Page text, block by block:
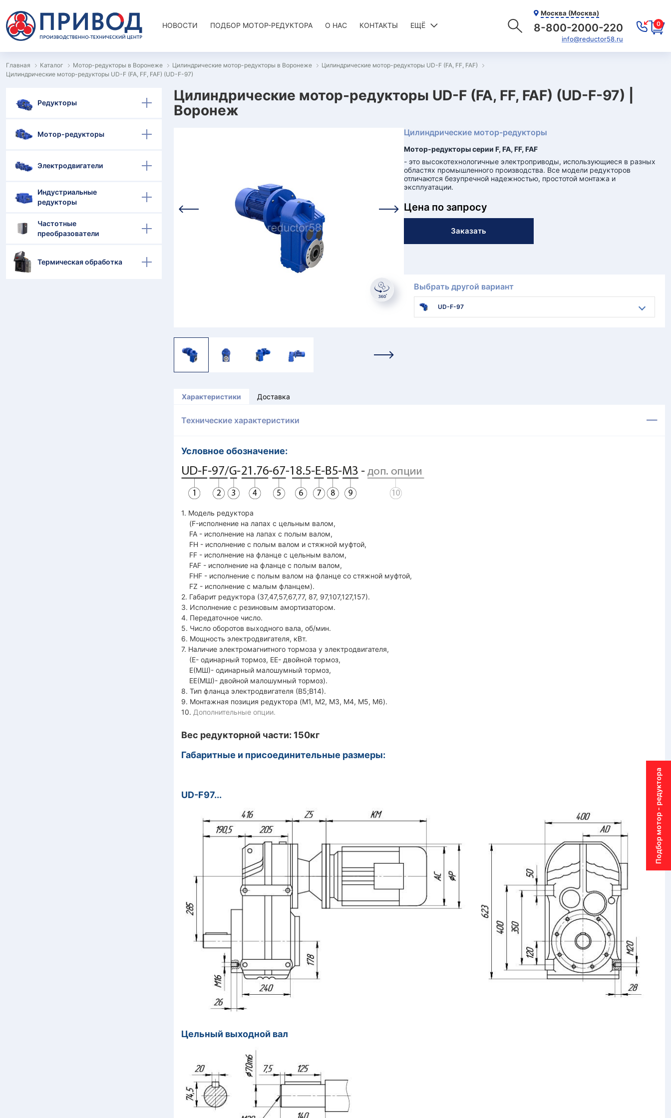
НОВОСТИ ПОДБОР МОТОР-РЕДУКТОРА О НАС КОНТАКТЫ ЕЩЁ
Москва (Москва)
8-800-2000-220
info@reductor58.ru
0
Подбор мотор - редуктора
Главная Каталог Мотор-редукторы в Воронеже Цилиндрические мотор-редукторы в Воронеже
Цилиндрические мотор-редукторы UD-F (FA, FF, FAF)
Цилиндрические мотор-редукторы UD-F (FA, FF, FAF) (UD-F-97)
Редукторы
Мотор-редукторы
Электродвигатели
Индустриальные
редукторы
Частотные
преобразователи
Термическая обработка
Цилиндрические мотор-редукторы UD-F (FA, FF, FAF) (UD-F-97) |
Воронеж
Цилиндрические мотор-редукторы
Мотор-редукторы серии F, FA, FF, FAF
- это высокотехнологичные электроприводы, использующиеся в разных
областях промышленного производства. Все модели редукторов
отличаются безупречной надежностью, простотой монтажа и
эксплуатации.
Цена по запросу
Заказать
Выбрать другой вариант
UD-F-97
Характеристики Доставка
Технические характеристики
Условное обозначение:
1. Модель редуктора
(F-исполнение на лапах с цельным валом,
FA - исполнение на лапах с полым валом,
FH - исполнение с полым валом и стяжной муфтой,
FF - исполнение на фланце с цельным валом,
FAF - исполнение на фланце с полым валом,
FHF - исполнение с полым валом на фланце со стяжной муфтой,
FZ - исполнение с малым фланцем).
2. Габарит редуктора (37,47,57,67,77, 87, 97,107,127,157).
3. Исполнение с резиновым амортизатором.
4. Передаточное число.
5. Число оборотов выходного вала, об/мин.
6. Мощность электродвигателя, кВт.
7. Наличие электромагнитного тормоза у электродвигателя,
(Е- одинарный тормоз, ЕЕ- двойной тормоз,
Е(МШ)- одинарный малошумный тормоз,
ЕЕ(МШ)- двойной малошумный тормоз).
8. Тип фланца электродвигателя (В5;В14).
9. Монтажная позиция редуктора (M1, M2, M3, M4, M5, M6).
10. Дополнительные опции.
Вес редукторной части: 150кг
Габаритные и присоединительные размеры:
UD-F97...
Цельный выходной вал